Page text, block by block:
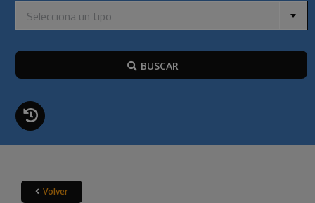
Selecciona un tipo
BUSCAR
Volver